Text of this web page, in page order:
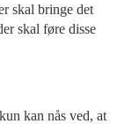
skal bringe det
skal føre disse
kan nås ved, at